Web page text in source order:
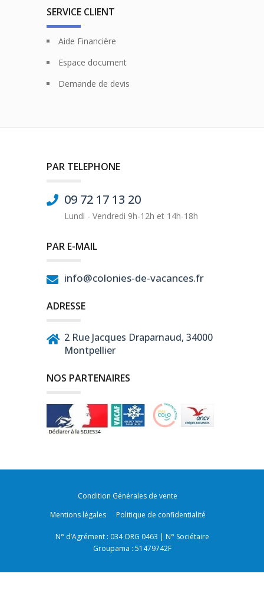
SERVICE CLIENT
Aide Financière
Espace document
Demande de devis
PAR TELEPHONE
09 72 17 13 20
Lundi - Vendredi 9h-12h et 14h-18h
PAR E-MAIL
info@colonies-de-vacances.fr
ADRESSE
2 Rue Jacques Draparnaud, 34000
Montpellier
NOS PARTENAIRES
Condition Générales de vente
Mentions légales
Politique de confidentialité
N° d’Agrément : 034 ORG 0463 | N° Sociétaire
Groupama : 51479742F